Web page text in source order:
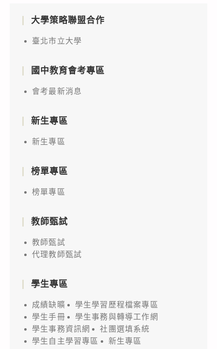
大學策略聯盟合作
臺北市立大學
國中教育會考專區
會考最新消息
新生專區
新生專區
榜單專區
榜單專區
教師甄試
教師甄試
代理教師甄試
學生專區
成績缺曠
學生學習歷程檔案專區
學生手冊
學生事務與轉導工作網
學生事務資訊網
社團選填系統
學生自主學習專區
新生專區